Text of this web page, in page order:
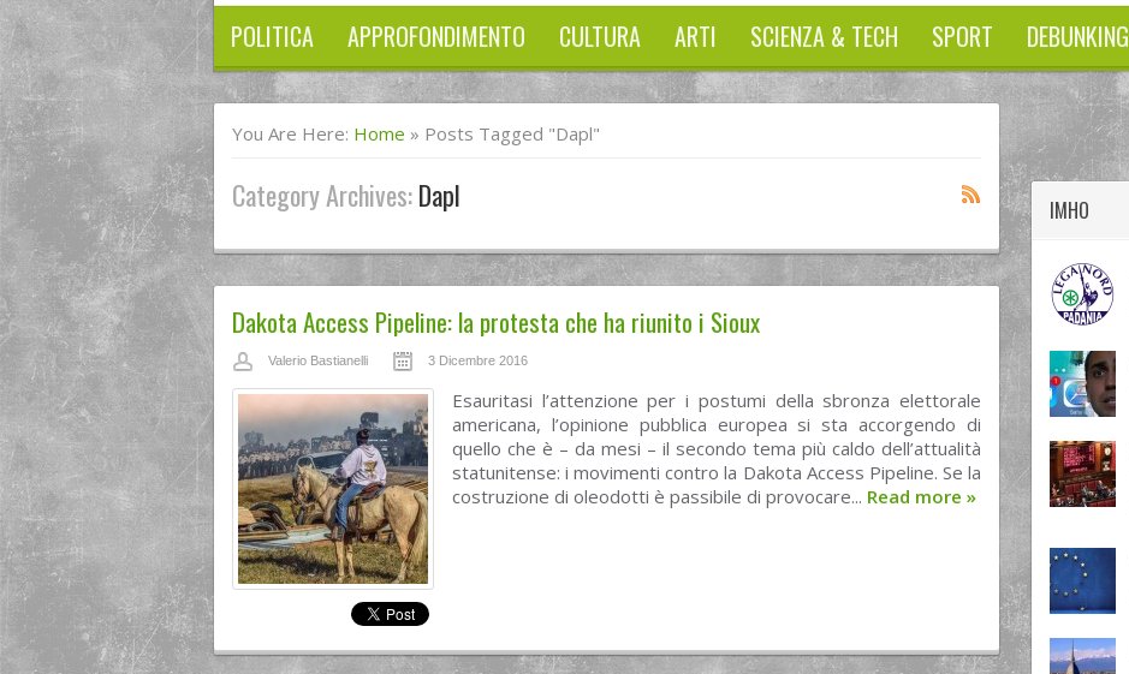
POLITICA APPROFONDIMENTO CULTURA ARTI SCIENZA & TECH SPORT DEBUNKING
You Are Here: Home » Posts Tagged "dapl"
Category Archives:Dapl
Dakota Access Pipeline: la protesta che ha riunito i Sioux
Valerio Bastianelli 3 Dicembre 2016
Esauritasi l’attenzione per i postumi della sbronza elettorale
americana, l’opinione pubblica europea si sta accorgendo di
quello che è – da mesi – il secondo tema più caldo dell’attualità
statunitense: i movimenti contro la Dakota Access Pipeline. Se la
costruzione di oleodotti è passibile di provocare... Read more »
IMHO